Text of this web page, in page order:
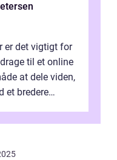
er det vigtigt for
til et online
at dele viden,
et bredere